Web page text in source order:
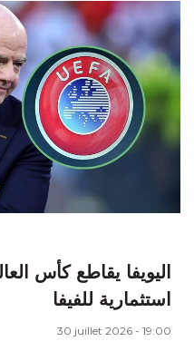
اليويفا يقاطع كأس
استثمارية للفيفا
30 juillet 2026 - 19:00